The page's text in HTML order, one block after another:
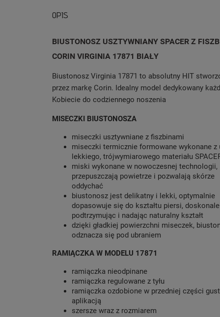
OPIS
BIUSTONOSZ USZTYWNIANY SPACER Z
CORIN VIRGINIA 17871 BIAŁY
Biustonosz Virginia 17871 to absolutny HIT
przez markę Corin. Idealny model dedykowany
Kobiecie do codziennego noszenia
MISECZKI BIUSTONOSZA
miseczki usztywniane z fiszbinami
miseczki termicznie formowane wykonane z
lekkiego, trójwymiarowego materiału
miski wykonane w nowoczesnej technologii,
przepuszczają powietrze i pozwalają skórze
oddychać
biustonosz jest delikatny i lekki, optymalnie
dopasowuje się do kształtu piersi,
podtrzymując i nadając naturalny kształt
dzięki gładkiej powierzchni miseczek,
odznacza się pod ubraniem
RAMIĄCZKA W MODELU 17871
ramiączka nieodpinane
ramiączka regulowane z tyłu
ramiączka ozdobione w przedniej części
aplikacją
szersze wraz z rozmiarem